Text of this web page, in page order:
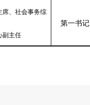
席、社会事务综
副主任
第一书记